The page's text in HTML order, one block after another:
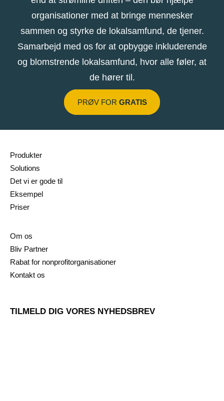
organisationer med at bringe mennesker
sammen og styrke de lokalsamfund, de tjener.
Samarbejd med os for at opbygge inkluderende
og blomstrende lokalsamfund, hvor alle føler, at
de hører til.
PRØV FOR GRATIS
Produkter
Solutions
Det vi er gode til
Eksempel
Priser
Om os
Bliv Partner
Rabat for nonprofitorganisationer
Kontakt os
TILMELD DIG VORES NYHEDSBREV